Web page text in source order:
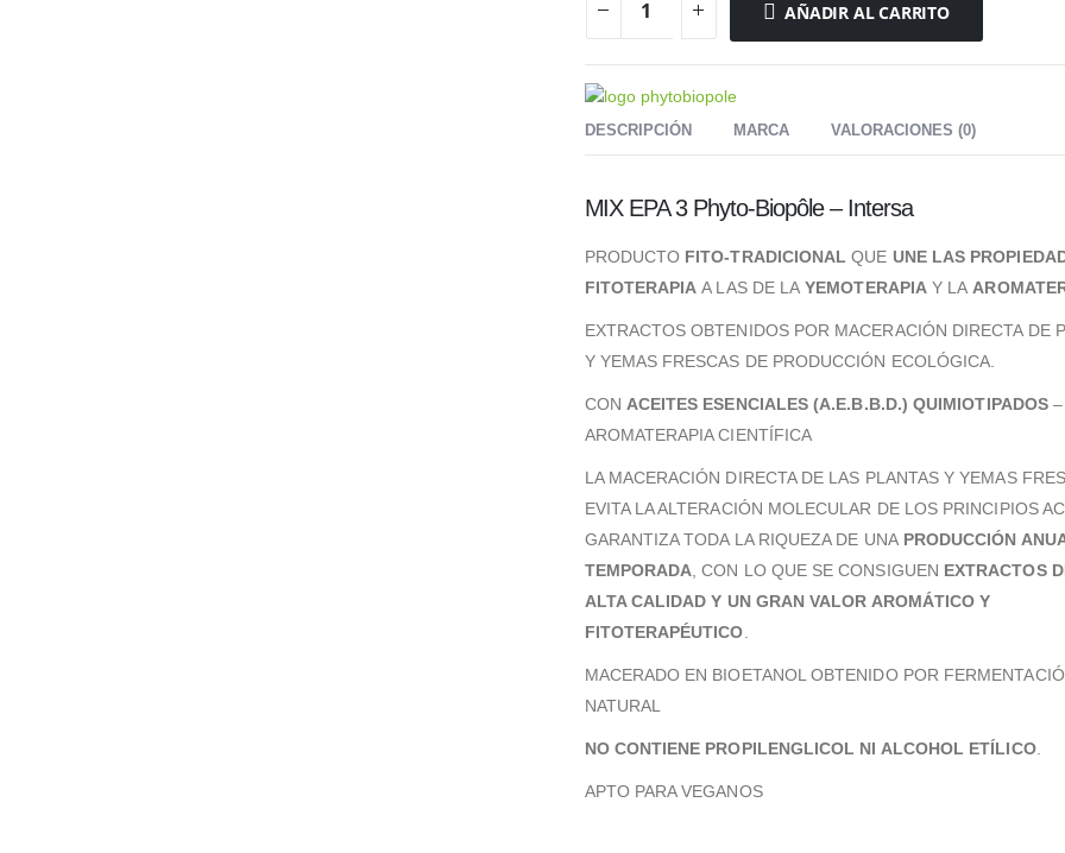
AÑADIR AL CARRITO
DESCRIPCIÓN MARCA VALORACIONES (0)
MIX EPA 3 Phyto-Biopôle – Intersa
PRODUCTO FITO-TRADICIONAL QUE UNE LAS
FITOTERAPIA A LAS DE LAYEMOTERAPIAY LA
EXTRACTOS OBTENIDOS POR MACERACIÓN DIRECTA DE
Y YEMAS FRESCAS DE PRODUCCIÓN ECOLÓGICA.
CON ACEITES ESENCIALES (A.E.B.B.D.) QUIMIOTIPADOS–
AROMATERAPIA CIENTÍFICA
LA MACERACIÓN DIRECTA DE LAS PLANTAS Y YEMAS
EVITA LA ALTERACIÓN MOLECULAR DE LOS PRINCIPIOS
GARANTIZA TODA LA RIQUEZA DE UNA PRODUCCIÓN
TEMPORADA , CON LO QUE SE CONSIGUEN EXTRACTOS
ALTA CALIDAD Y UN GRAN VALOR AROMÁTICO Y
FITOTERAPÉUTICO
MACERADO EN BIOETANOL OBTENIDO POR
NATURAL
NO CONTIENE PROPILENGLICOL NI ALCOHOL ETÍLICO.
APTO PARA VEGANOS